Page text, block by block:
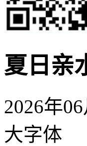
夏日亲
2026年
大字体